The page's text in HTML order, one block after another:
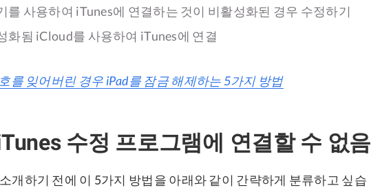
를 사용하여 iTunes에 연결하는 것이 비활성화된 경우 수정하기
화됨 iCloud를 사용하여 iTunes에 연결
를 잊어버린 경우 iPad를 잠금 해제하는 5가지 방법
수정 프로그램에 연결할 수 없음
개하기 전에 이 5가지 방법을 아래와 같이 간략하게 분류하고 싶습